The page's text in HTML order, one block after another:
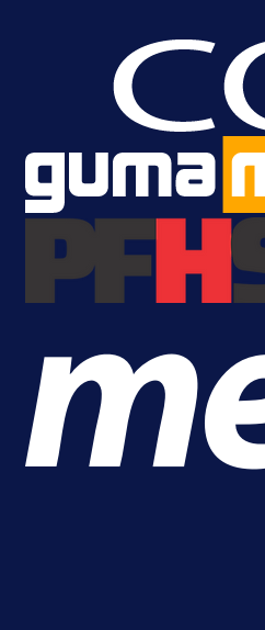
A Selekcija
Brat Kerima
reprezentaciju
1 dan 17 h
Više vijesti